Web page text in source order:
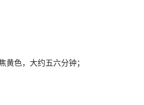
色，大约五六分钟；